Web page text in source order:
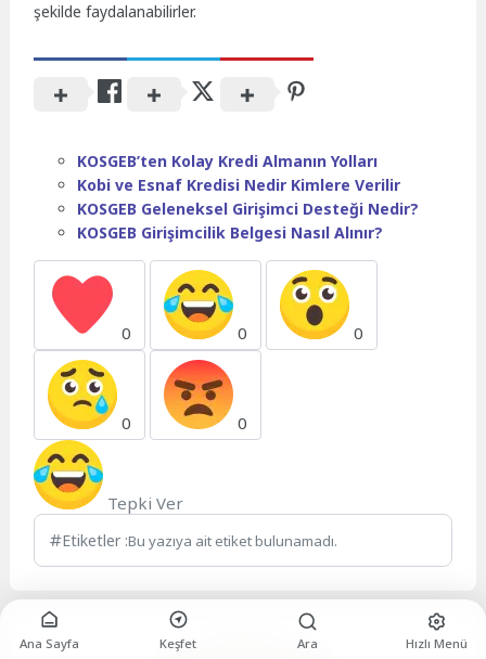
şekilde faydalanabilirler.
KOSGEB’ten Kolay Kredi Almanın Yolları
Kobi ve Esnaf Kredisi Nedir Kimlere Verilir
KOSGEB Geleneksel Girişimci Desteği Nedir?
KOSGEB Girişimcilik Belgesi Nasıl Alınır?
0 0 0
0 0
Tepki Ver
Etiketler :Bu yazıya ait etiket bulunamadı.
Ana Sayfa Keşfet Ara Hızlı Menü